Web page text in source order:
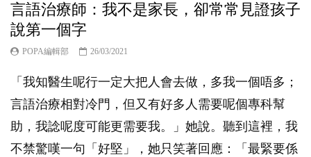
言語治療師：我不是家長，卻常常見證孩子
說第一個字
POPA編輯部 26/03/2021
「我知醫生呢行一定大把人會去做，多我一個唔多；
言語治療相對冷門，但又有好多人需要呢個專科幫
助，我諗呢度可能更需要我。」她說。聽到這裡，我
不禁驚嘆一句「好堅」，她只笑著回應：「最緊要係